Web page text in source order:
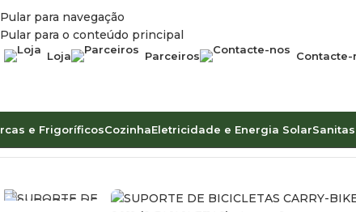
Pular para navegação
Pular para o conteúdo principal
Loja Parceiros Contacte-
e FrigoríficosCozinhaEletricidade e Energia Solar
Início Acessórios de Exterior Porta Bicicletas e Porta